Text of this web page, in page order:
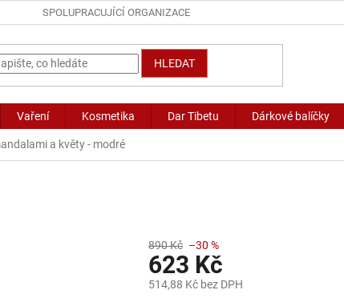
SPOLUPRACUJÍCÍ ORGANIZACE
HLEDAT
Vaření Kosmetika Dar Tibetu Dárkové balíčky
a květy - modré
890 Kč –30 %
623 Kč
514,88 Kč bez DPH